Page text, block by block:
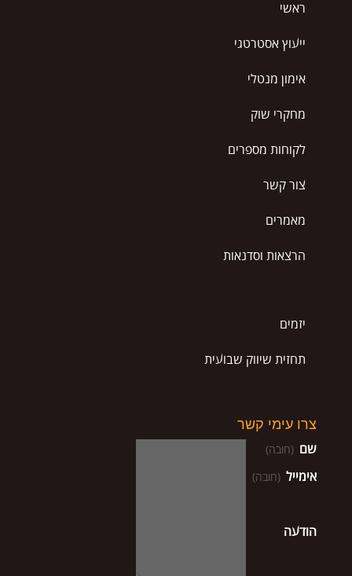
ראשי
ייעוץ אסטרטגי
אימון מנטלי
מחקרי שוק
לקוחות מספרים
צור קשר
מאמרים
הרצאות וסדנאות
יזמים
תחזית שיווק שבועית
צרו עימי קשר
שם (חובה)
אימייל (חובה)
הודעה